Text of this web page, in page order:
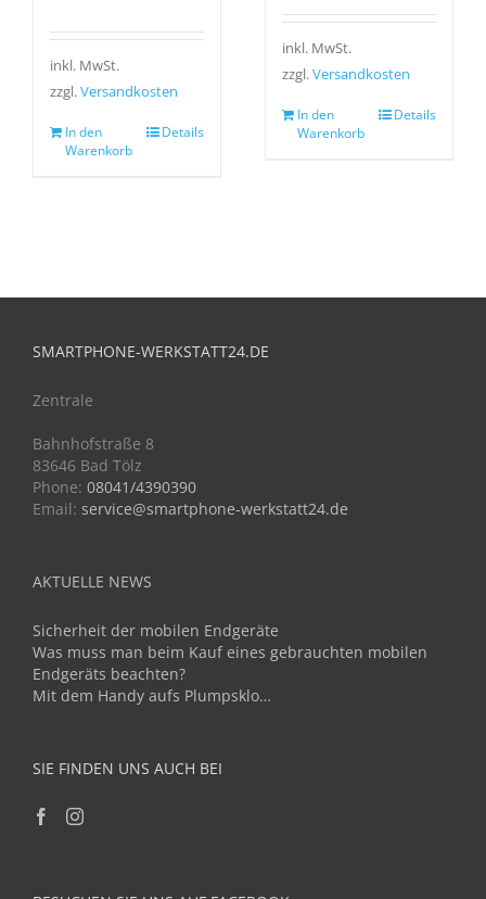
inkl. MwSt.
zzgl.Versandkosten
In den
Warenkorb
Details
inkl. MwSt.
zzgl.Versandkosten
In den
Warenkorb
Details
SMARTPHONE-WERKSTATT24.DE
Zentrale
Bahnhofstraße 8
83646 Bad Tölz
Phone: 08041/4390390
Email: service@smartphone-werkstatt24.de
AKTUELLE NEWS
Sicherheit der mobilen Endgeräte
Was muss man beim Kauf eines gebrauchten mobilen
Endgeräts beachten?
Mit dem Handy aufs Plumpsklo…
SIE FINDEN UNS AUCH BEI